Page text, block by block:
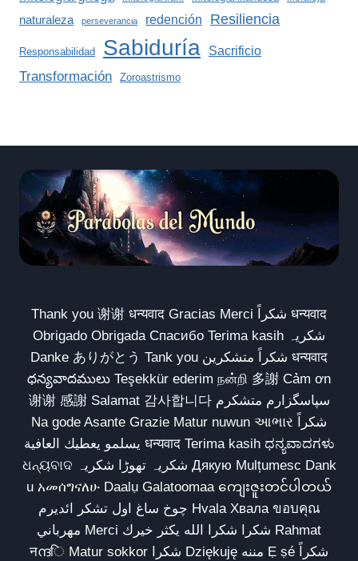
naturaleza perseverancia redención Resiliencia
Responsabilidad Sabiduría Sacrificio
Transformación Zoroastrismo
Thank you 谢谢 धन्यवाद Gracias Merci شكراً धन्यवाद
Obrigado Obrigada Спасибо Terima kasih شکریہ
Danke ありがとう Tank you شكراً متشكرين धन्यवाद
ధన్యవాదములు Teşekkür ederim நன்றி 多謝 Cảm ơn
谢谢 感謝 Salamat 감사합니다 سپاسگزارم متشکرم
Na gode Asante Grazie Matur nuwun આભાર شكراً
يسلمو يعطيك العافية धन्यवाद Terima kasih ಧನ್ಯವಾದಗಳು
ଧନ୍ୟବାଦ شکریہ تھوڑا شکریہ Дякую Mulțumesc Dank
u አመሰግናለሁ Daalụ Galatoomaa ကျေးဇူးတင်ပါတယ်
چوخ ساغ اول تشکر ائدیرم Hvala Хвала ขอบคุณ
مهرباني Merci شكرا شكرا الله يكثر خيرك Rahmat
नന്ദि Matur sokkor شكرا Dziękuję مننه Ẹ ṣé شكراً